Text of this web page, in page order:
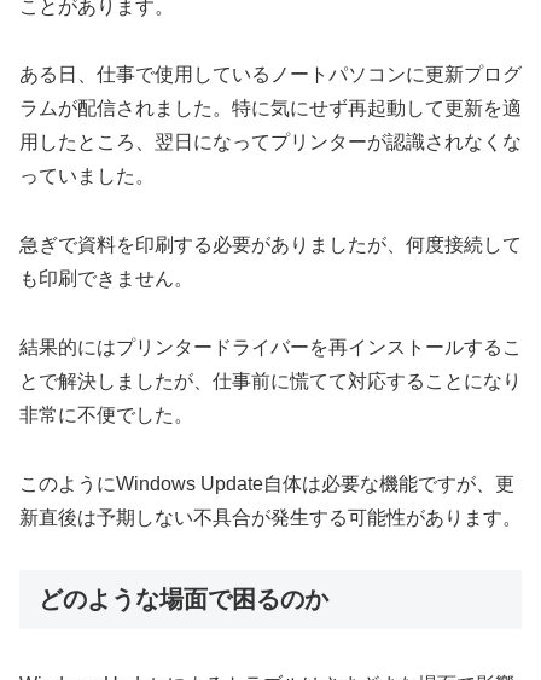
ことがあります。
ある日、仕事で使用しているノートパソコンに更新プログ
ラムが配信されました。特に気にせず再起動して更新を適
用したところ、翌日になってプリンターが認識されなくな
っていました。
急ぎで資料を印刷する必要がありましたが、何度接続して
も印刷できません。
結果的にはプリンタードライバーを再インストールするこ
とで解決しましたが、仕事前に慌てて対応することになり
非常に不便でした。
このようにWindows Update自体は必要な機能ですが、更
新直後は予期しない不具合が発生する可能性があります。
どのような場面で困るのか